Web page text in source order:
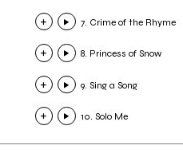
7. Crime of the Rhyme
8. Princess of Snow
9. Sing a Song
10. Solo Me